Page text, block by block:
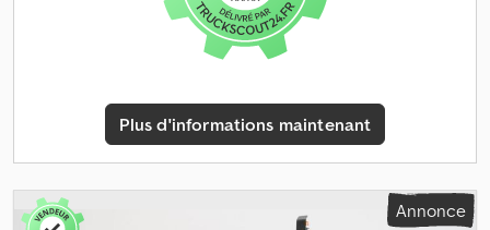
Plus d'informations maintenant
Annonce